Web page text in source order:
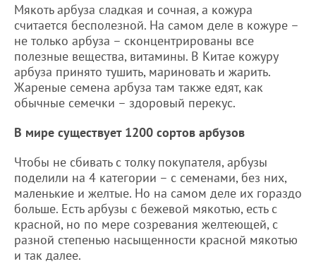
Мякоть арбуза сладкая и сочная, а кожура
считается бесполезной. На самом деле в кожуре –
не только арбуза – сконцентрированы все
полезные вещества, витамины. В Китае кожуру
арбуза принято тушить, мариновать и жарить.
Жареные семена арбуза там также едят, как
обычные семечки – здоровый перекус.
В мире существует 1200 сортов арбузов
Чтобы не сбивать с толку покупателя, арбузы
поделили на 4 категории – с семенами, без них,
маленькие и желтые. Но на самом деле их гораздо
больше. Есть арбузы с бежевой мякотью, есть с
красной, но по мере созревания желтеющей, с
разной степенью насыщенности красной мякотью
и так далее.